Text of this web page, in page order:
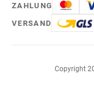
ZAHLUNG
VERSAND
Copyright